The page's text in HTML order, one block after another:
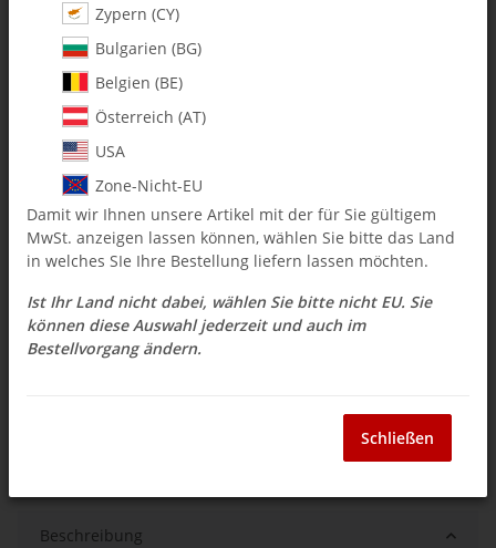
0636 m5 x 10 x 3 Open Flanged Ball Bearing - Pack of 2
$ 4.71
inkl. 19% USt. , zzgl.
Auswahl Steuerzone / Lieferland
Sofort verfügbar
abweichend)
Frage zum Artikel
Beschreibung
Zypern (CY)
Bulgarien (BG)
Belgien (BE)
Österreich (AT)
USA
Zone-Nicht-EU
Damit wir Ihnen unsere Artikel mit der für Sie gültigem
MwSt. anzeigen lassen können, wählen Sie bitte das Land
in welches SIe Ihre Bestellung liefern lassen möchten.
Ist Ihr Land nicht dabei, wählen Sie bitte nicht EU. Sie
können diese Auswahl jederzeit und auch im
Bestellvorgang ändern.
Schließen